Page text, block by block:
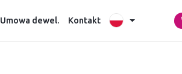
Umowa dewel. Kontakt